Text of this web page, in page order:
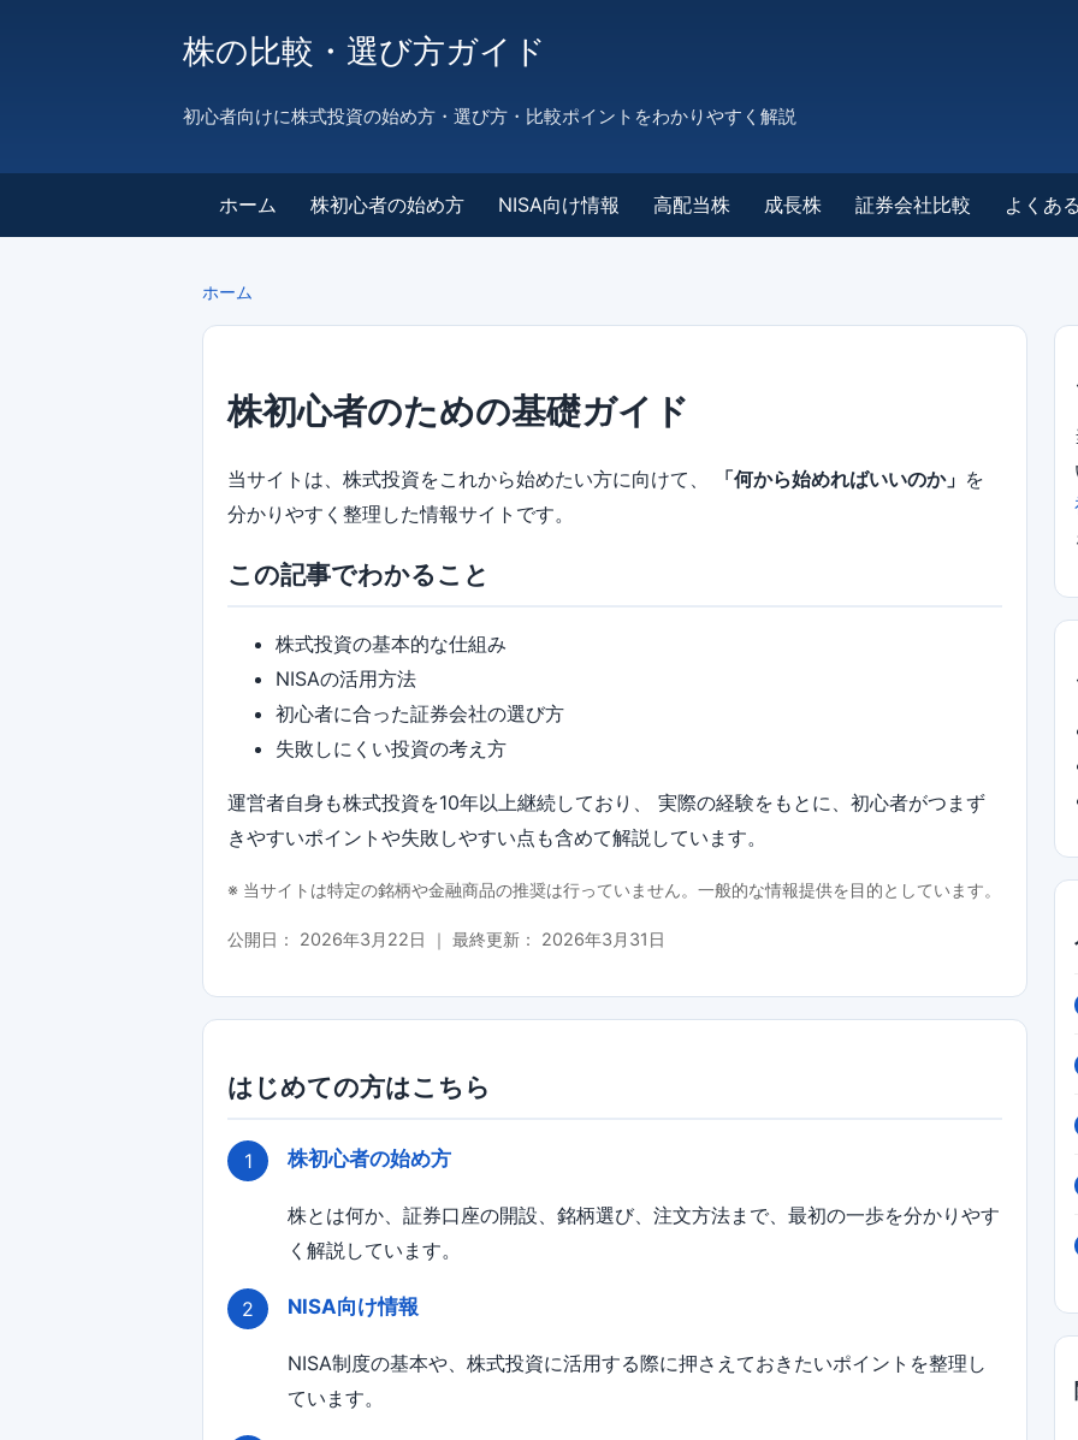
株の比較・選び方ガイド
初心者向けに株式投資の始め方・選び方・比較ポイントをわかりやすく解説
ホーム 株初心者の始め方 NISA向け情報 高配当株 成長株 証券会社比較 よくあ
ホーム
株初心者のための基礎ガイド
当サイトは、株式投資をこれから始めたい方に向けて、 「何から始めればいいのか」 を
分かりやすく整理した情報サイトです。
この記事でわかること
株式投資の基本的な仕組み
NISAの活用方法
初心者に合った証券会社の選び方
失敗しにくい投資の考え方
運営者自身も株式投資を10年以上継続しており、 実際の経験をもとに、初心者がつまず
きやすいポイントや失敗しやすい点も含めて解説しています。
※ 当サイトは特定の銘柄や金融商品の推奨は行っていません。一般的な情報提供を目的としています。
公開日： 2026年3月22日 ｜ 最終更新： 2026年3月31日
はじめての方はこちら
株初心者の始め方
株とは何か、証券口座の開設、銘柄選び、注文方法まで、最初の一歩を分かりやす
く解説しています。
NISA向け情報
NISA制度の基本や、株式投資に活用する際に押さえておきたいポイントを整理し
ています。